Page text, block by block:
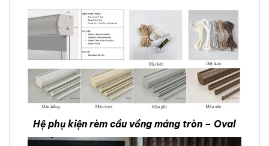
Hệ phụ kiện rèm cầu vồng máng tròn – Oval